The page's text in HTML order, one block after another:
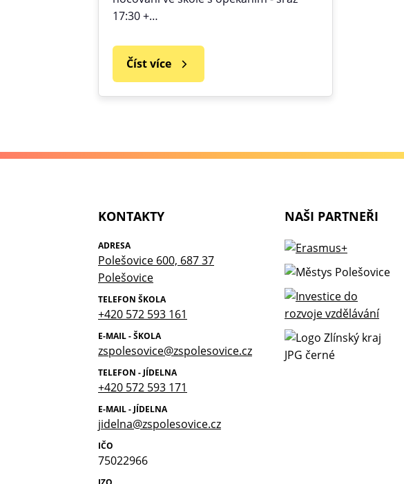
17:30 +…
Číst více
KONTAKTY
ADRESA
Polešovice 600, 687 37
Polešovice
TELEFON ŠKOLA
+420 572 593 161
E-MAIL - ŠKOLA
zspolesovice@zspolesovice.cz
TELEFON - JÍDELNA
+420 572 593 171
E-MAIL - JÍDELNA
jidelna@zspolesovice.cz
IČO
75022966
NAŠI PARTNEŘI